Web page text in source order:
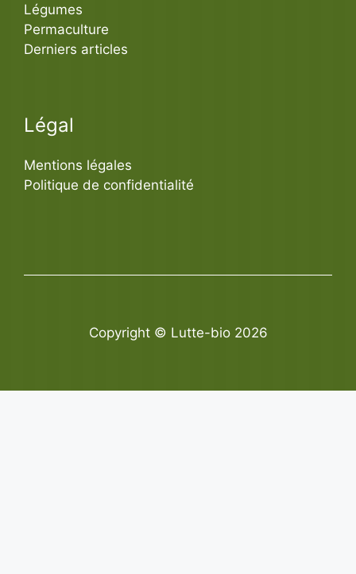
Légumes
Permaculture
Derniers articles
Légal
Mentions légales
Politique de confidentialité
Copyright © Lutte-bio 2026